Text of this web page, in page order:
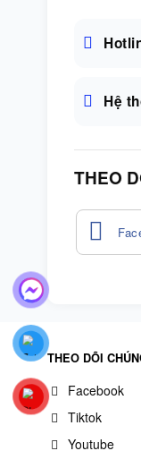
Hệ
THEO
THEO DÕI
Facebook
Tiktok
Youtube